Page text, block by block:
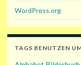
WordPress.org
TAGS BENUTZEN